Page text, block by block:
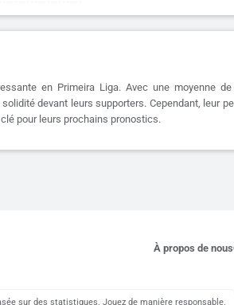
en Primeira Liga. Avec une moyenne
devant leurs supporters. Cependant, leur
pour leurs prochains pronostics.
À propos de nous
sur des statistiques. Jouez de manière responsable.